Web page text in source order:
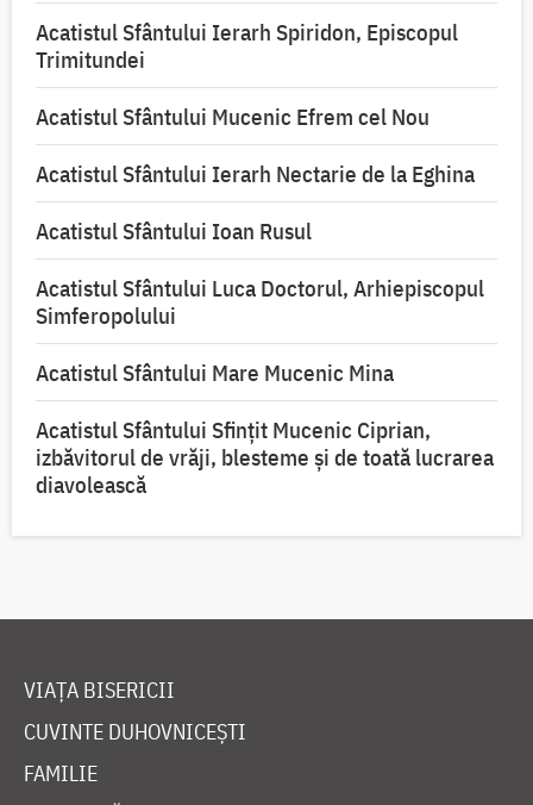
Acatistul Sfântului Ierarh Spiridon, Episcopul
Trimitundei
Acatistul Sfântului Mucenic Efrem cel Nou
Acatistul Sfântului Ierarh Nectarie de la Eghina
Acatistul Sfântului Ioan Rusul
Acatistul Sfântului Luca Doctorul, Arhiepiscopul
Simferopolului
Acatistul Sfântului Mare Mucenic Mina
Acatistul Sfântului Sfințit Mucenic Ciprian,
izbăvitorul de vrăji, blesteme și de toată lucrarea
diavolească
VIAȚA BISERICII
CUVINTE DUHOVNICEȘTI
FAMILIE